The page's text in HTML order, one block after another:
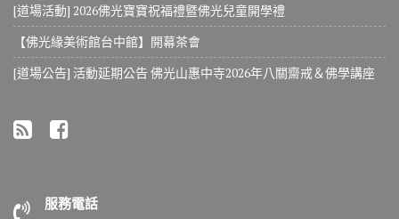
[道場活動] 2026佛光寶寶祝福禮暨佛光兒童開學禮
【佛光緣美術館台中館】開幕茶會
[道場公告] 活動延期公告 佛光山惠中寺2026年八關齋戒＆佛學講座
服務電話